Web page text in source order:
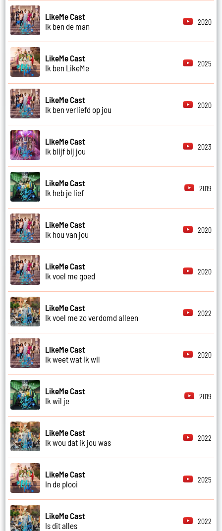
LikeMe Cast
Ik ben de man
2020
LikeMe Cast
Ik ben LikeMe
2025
LikeMe Cast
Ik ben verliefd op jou
2020
LikeMe Cast
Ik blijf bij jou
2023
LikeMe Cast
Ik heb je lief
2019
LikeMe Cast
Ik hou van jou
2020
LikeMe Cast
Ik voel me goed
2020
LikeMe Cast
Ik voel me zo verdomd alleen
2022
LikeMe Cast
Ik weet wat ik wil
2020
LikeMe Cast
Ik wil je
2019
LikeMe Cast
Ik wou dat ik jou was
2022
LikeMe Cast
In de plooi
2025
LikeMe Cast
Is dit alles
2022